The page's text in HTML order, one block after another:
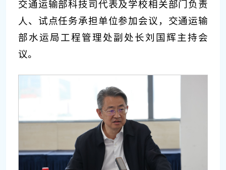
交通运输部科技司代表及学校相关部门负责
人、试点任务承担单位参加会议，交通运输
部水运局工程管理处副处长刘国辉主持会
议。